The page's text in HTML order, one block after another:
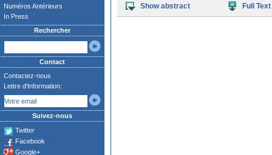
Numéros Antérieurs
In Press
Rechercher
Contact
Contactez-nous
Lettre d'Information:
Suivez-nous
Twitter
Facebook
Google+
Show abstract
Full Text